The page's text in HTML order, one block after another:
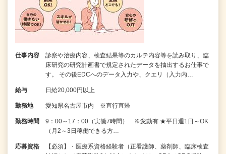
仕事内容
診察や治療内容、検査結果等のカルテ内容等を読み取り、臨
床研究の研究計画書で規定されたデータを抽出するお仕事で
す。 その後EDCへのデータ入力や、クエリ（入力内…
給与 日給20,000円以上
勤務地 愛知県名古屋市内 ※直行直帰
勤務時間
9：00～17：00（実働7時間） ※変動有 ★平日週1日～OK
（月2～3日稼働できる方…
応募資格
【必須】・医療系資格経験者（正看護師、薬剤師、臨床検査